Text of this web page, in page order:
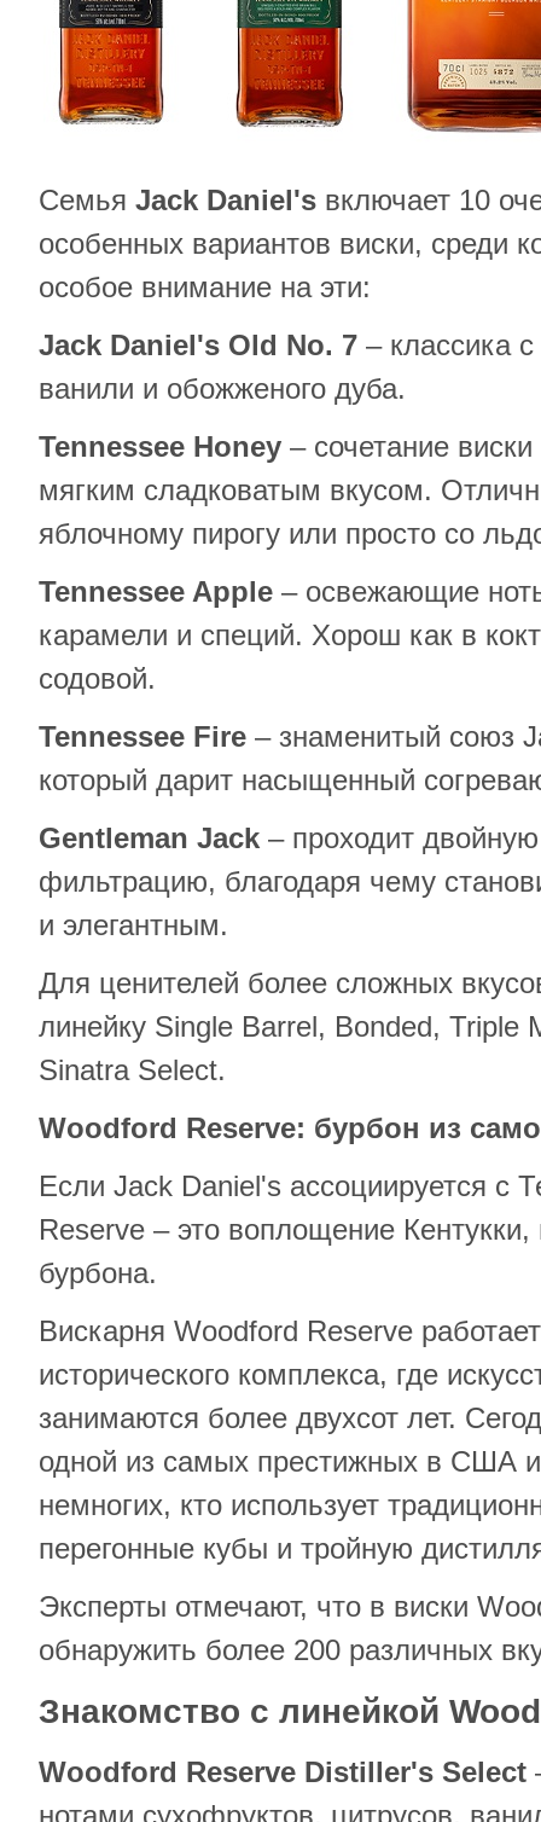
Семья Jack Daniel's включает 10
особенных вариантов виски, среди
особое внимание на эти:
Jack Daniel's Old No. 7 – классика
ванили и обожженого дуба.
Tennessee Honey – сочетание
мягким сладковатым вкусом.
яблочному пирогу или просто со
Tennessee Apple – освежающие
карамели и специй. Хорош как в
содовой.
Tennessee Fire – знаменитый союз
который дарит насыщенный
Gentleman Jack – проходит
фильтрацию, благодаря чему
и элегантным.
Для ценителей более сложных
линейку Single Barrel, Bonded, Triple
Sinatra Select.
Woodford Reserve: бурбон из
Если Jack Daniel's ассоциируется с
Reserve – это воплощение
бурбона.
Вискарня Woodford Reserve
исторического комплекса, где
занимаются более двухсот лет.
одной из самых престижных в США и
немногих, кто использует
перегонные кубы и тройную
Эксперты отмечают, что в виски
обнаружить более 200 различных
Знакомство с линейкой
Woodford Reserve Distiller's Select
нотами сухофруктов, цитрусов,